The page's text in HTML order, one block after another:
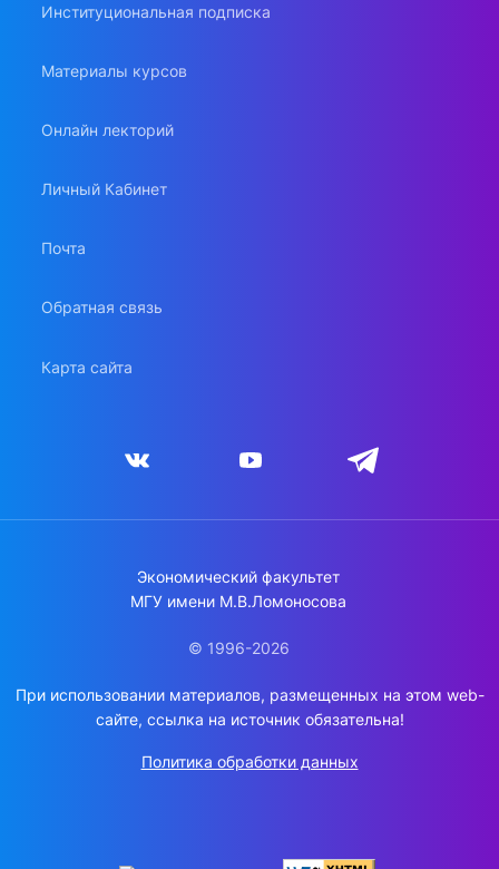
Институциональная подписка
Материалы курсов
Онлайн лекторий
Личный Кабинет
Почта
Обратная связь
Карта сайта
Экономический факультет
МГУ имени М.В.Ломоносова
© 1996-2026
При использовании материалов, размещенных на этом web-
сайте, ссылка на источник обязательна!
Политика обработки данных